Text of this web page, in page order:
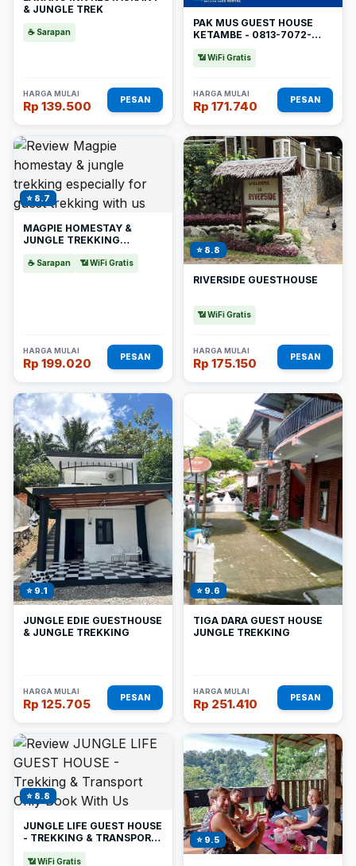
& JUNGLE TREK
☕ Sarapan
HARGA MULAI
Rp 139.500 PESAN
PAK MUS GUEST HOUSE
KETAMBE - 0813-7072-
📶 WiFi Gratis
HARGA MULAI
Rp 171.740 PESAN
⭐ 8.7
MAGPIE HOMESTAY &
JUNGLE TREKKING
TREKKING WITH US
☕ Sarapan 📶 WiFi Gratis
HARGA MULAI
Rp 199.020 PESAN
⭐ 8.8
RIVERSIDE GUESTHOUSE
📶 WiFi Gratis
HARGA MULAI
Rp 175.150 PESAN
⭐ 9.1
JUNGLE EDIE GUESTHOUSE
& JUNGLE TREKKING
HARGA MULAI
Rp 125.705 PESAN
⭐ 9.6
TIGA DARA GUEST HOUSE
JUNGLE TREKKING
HARGA MULAI
Rp 251.410 PESAN
⭐ 8.8
JUNGLE LIFE GUEST HOUSE
- TREKKING & TRANSPORT
📶 WiFi Gratis
⭐ 9.5